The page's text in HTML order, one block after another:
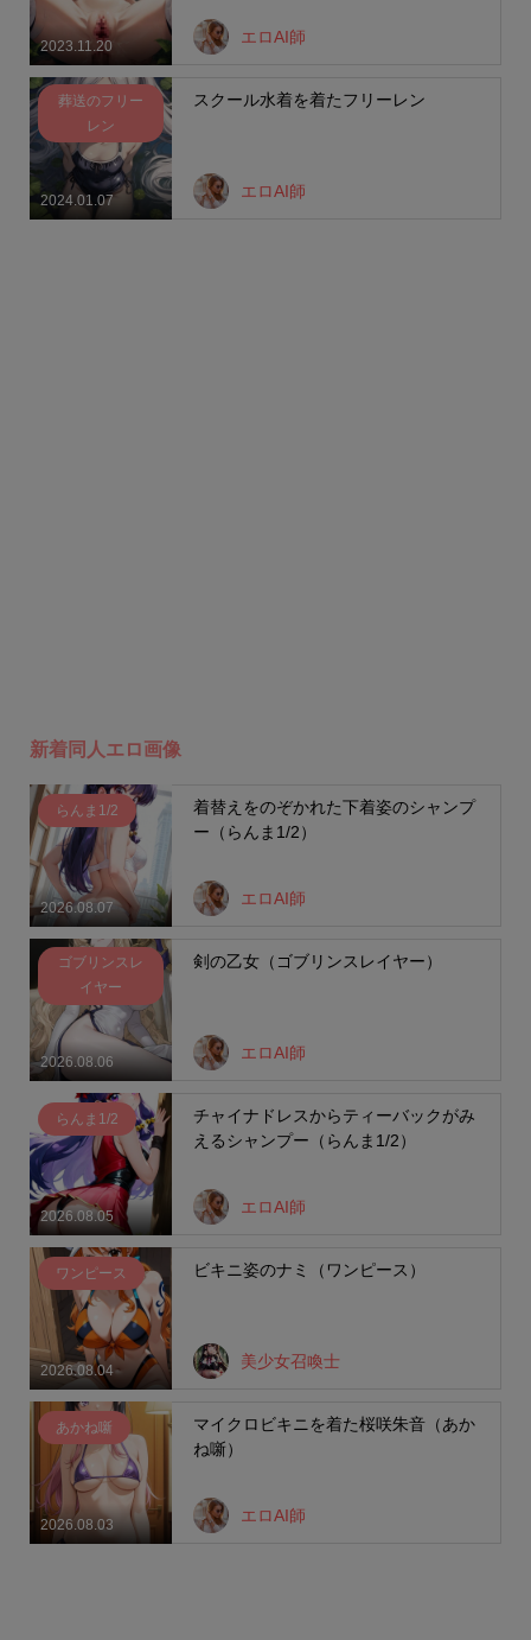
2023.11.20
エロAI師
2024.01.07
葬送のフリー
レン
スクール水着を着たフリーレン
エロAI師
新着同人エロ画像
2026.08.07
らんま1/2
着替えをのぞかれた下着姿のシャンプ
ー（らんま1/2）
エロAI師
2026.08.06
ゴブリンスレ
イヤー
剣の乙女（ゴブリンスレイヤー）
エロAI師
2026.08.05
らんま1/2
チャイナドレスからティーバックがみ
えるシャンプー（らんま1/2）
エロAI師
2026.08.04
ワンピース ビキニ姿のナミ（ワンピース）
美少女召喚士
2026.08.03
あかね噺
マイクロビキニを着た桜咲朱音（あか
ね噺）
エロAI師